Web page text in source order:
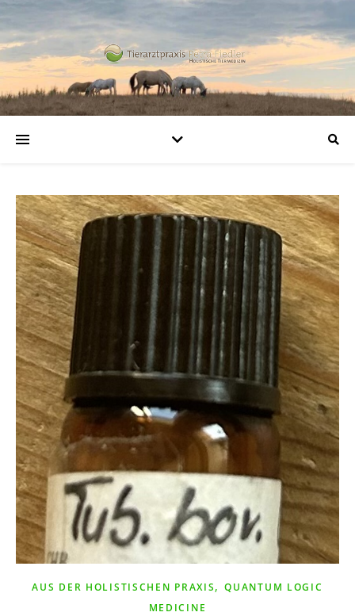
AUS DER HOLISTISCHEN PRAXIS,QUANTUM LOGIC
MEDICINE